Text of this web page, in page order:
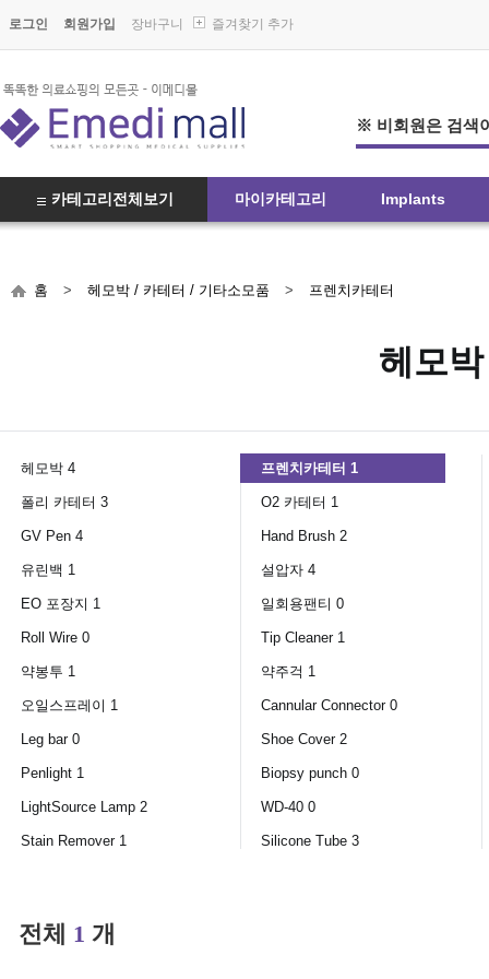
로그인 회원가입 장바구니 즐겨찾기 추가
※ 비회원은 검색
카테고리전체보기 마이카테고리 Implants
홈 > 헤모박 / 카테터 / 기타소모품 > 프렌치카테터
헤모
헤모박 4 프렌치카테터 1
폴리 카테터 3 O2 카테터 1
GV Pen 4 Hand Brush 2
유린백 1 설압자 4
EO 포장지 1 일회용팬티 0
Roll Wire 0 Tip Cleaner 1
약봉투 1 약주걱 1
오일스프레이 1 Cannular Connector 0
Leg bar 0 Shoe Cover 2
Penlight 1 Biopsy punch 0
LightSource Lamp 2 WD-40 0
Stain Remover 1 Silicone Tube 3
전체 1 개